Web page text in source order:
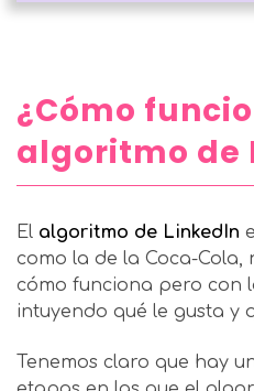
¿Cómo
algoritmo de
El algoritmo de LinkedIn
como la de la Coca-Cola,
cómo funciona pero con
intuyendo qué le gusta y
Tenemos claro que hay